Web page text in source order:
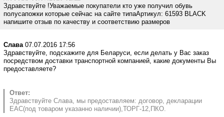
Здравствуйте !Уважаемые покупатели кто уже получил обувь
полусапожки которые сейчас на сайте типаАртикул: 61593 BLACK
напишите отзыв по качеству и соответствию размеров
Слава07.07.2016 17:56
Здравствуйте, подскажите для Беларуси, если делать у Вас заказ
посредством доставки транспортной компанией, какие документы Вы
предоставляете?
Ответ:
Здравствуйте Слава, мы предоставляем: договор, декларации
ЕАС(под товаром указанно наличии),ТОРГ-12,ПКО.